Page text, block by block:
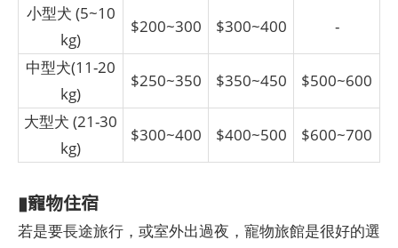
小型犬 (5~10
kg)
$200~300 $300~400
-
中型犬(11-20
kg)
$250~350 $350~450
$500~600
大型犬 (21-30
kg)
$300~400 $400~500 $600~700
▮寵物住宿
若是要長途旅行，或室外出過夜，寵物旅館是很好的選